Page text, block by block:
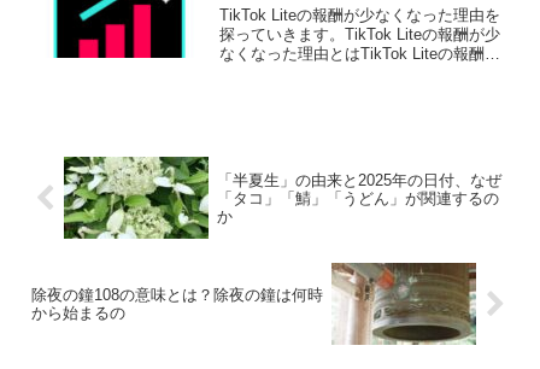
TikTok Liteの報酬が少なくなった理由を
探っていきます。TikTok Liteの報酬が少
なくなった理由とはTikTok Liteの報酬が
「半夏生」の由来と2025年の日付、なぜ
「タコ」「鯖」「うどん」が関連するの
か
除夜の鐘108の意味とは？除夜の鐘は何時
から始まるの